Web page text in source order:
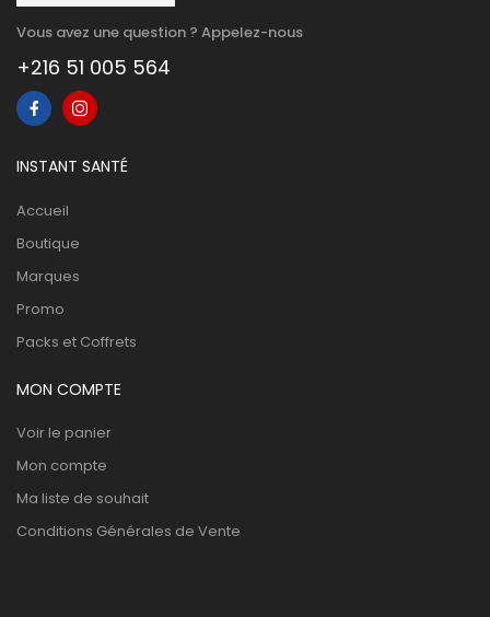
Vous avez une question ? Appelez-nous
+216 51 005 564
INSTANT SANTÉ
Accueil
Boutique
Marques
Promo
Packs et Coffrets
MON COMPTE
Voir le panier
Mon compte
Ma liste de souhait
Conditions Générales de Vente